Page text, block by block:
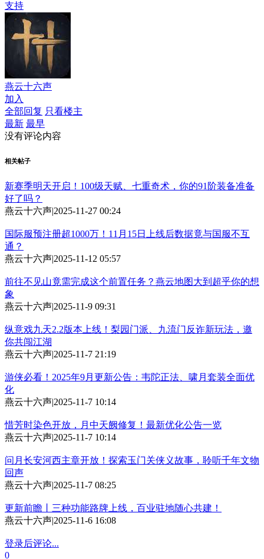
支持
燕云十六声
加入
全部回复 只看楼主
最新 最早
没有评论内容
相关帖子
新赛季明天开启！100级天赋、七重奇术，你的91阶装备准备
好了吗？
燕云十六声|2025-11-27 00:24
国际服预注册超1000万！11月15日上线后数据竟与国服不互
通？
燕云十六声|2025-11-12 05:57
前往不见山竟需完成这个前置任务？燕云地图大到超乎你的想
象
燕云十六声|2025-11-9 09:31
纵意戏九天2.2版本上线！梨园门派、九流门反诈新玩法，邀
你共闯江湖
燕云十六声|2025-11-7 21:19
游侠必看！2025年9月更新公告：韦陀正法、啸月套装全面优
化
燕云十六声|2025-11-7 10:14
惜芳时染色开放，月中天阙修复！最新优化公告一览
燕云十六声|2025-11-7 10:14
问月长安河西主章开放！探索玉门关侠义故事，聆听千年文物
回声
燕云十六声|2025-11-7 08:25
更新前瞻丨三种功能路牌上线，百业驻地随心共建！
燕云十六声|2025-11-6 16:08
登录后评论...
0